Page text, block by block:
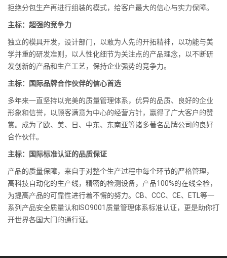
拒绝分包生产再进行组装的模式，给客户最大的信心与实力保障。
主标：超强的竞争力
独立的模具开发，设计部门，以敢为人先的开拓精神，以功能与美
学并重的研发准则，以人性化细节为关注点的产品理念，以不断研
发创新的产品和生产工艺，保持企业强势的竞争力。
主标：国际品牌合作伙伴的信心首选
多年来一直坚持以完美的质量管理体系，优异的品质、良好的企业
形象和信誉，以顾客满意为中心的经营方针，赢得了广大客户的赞
赏。成为了欧、美、日、中东、东南亚等诸多著名品牌公司的良好
合作伙伴。
主标：国际标准认证的品质保证
产品的质量保障，来自于对整个生产过程中每个环节的严格管理，
高科技自动化的生产线，精密的检测设备，产品100%的在线全检，
为提高产品的可靠性进行着不懈的努力。CB、CCC、CE、ETL等一
系列产品安全质量认和ISO9001质量管理体系标准认证，更是助你打
开世界各国大门的通行证。